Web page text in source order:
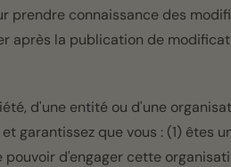
prendre connaissance des
après la publication de
d'une entité ou d'une
garantissez que vous : (1) êtes
d'engager cette